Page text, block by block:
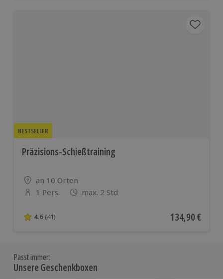
BESTSELLER
Präzisions-Schießtraining
Standort
an 10 Orten
Anzahl der Teilnehmer
1 Pers. max. 2 Std
4.6 von 5 Sternen basierend auf 41 Bewertungen
4.6 (41) Aktueller Preis
134,90 €
Passt immer:
Unsere Geschenkboxen